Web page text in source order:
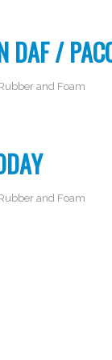
DAF /
and Foam
and Foam